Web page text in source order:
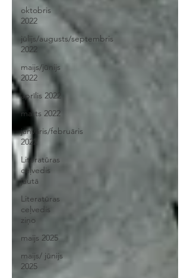
oktobris
2022
jūlijs/augusts/septembris
2022
maijs/jūnijs
2022
aprīlis 2022
marts 2022
janvāris/februāris
2022
Literatūras
ceļvedis
jautā
Literatūras
ceļvedis
ziņo
maijs 2025
maijs/ jūnijs
2025